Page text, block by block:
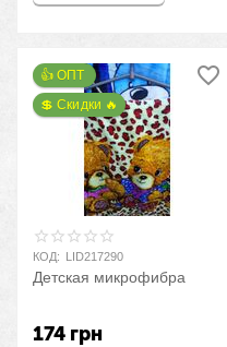
👍 ОПТ
💲 Скидки 🔥
КОД: LID217290
Детская микрофибра
174 грн